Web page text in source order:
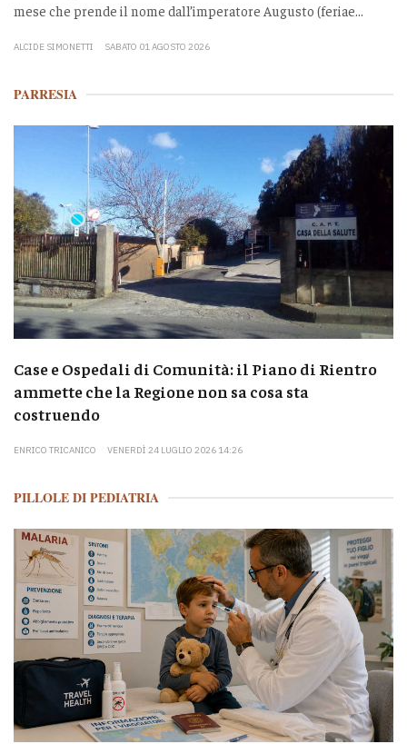
mese che prende il nome dall’imperatore Augusto (feriae...
ALCIDE SIMONETTI SABATO 01 AGOSTO 2026
PARRESIA
Case e Ospedali di Comunità: il Piano di Rientro
ammette che la Regione non sa cosa sta
costruendo
ENRICO TRICANICO VENERDÌ 24 LUGLIO 2026 14:26
PILLOLE DI PEDIATRIA